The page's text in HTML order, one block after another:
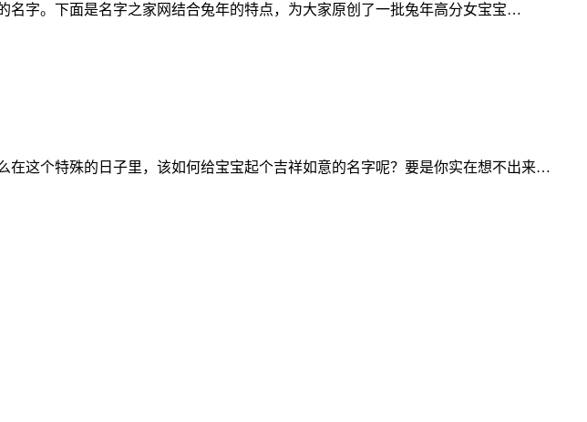
名字。下面是名字之家网结合兔年的特点，为大家原创了一批兔年高分女宝宝…
这个特殊的日子里，该如何给宝宝起个吉祥如意的名字呢？要是你实在想不出来…